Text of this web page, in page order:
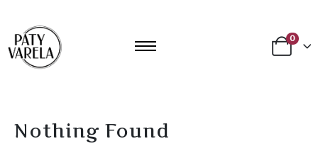
0
Nothing Found